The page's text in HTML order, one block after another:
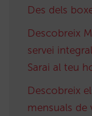
Des dels
Descobreix
servei
Sarai al teu
Descobreix
mensuals de